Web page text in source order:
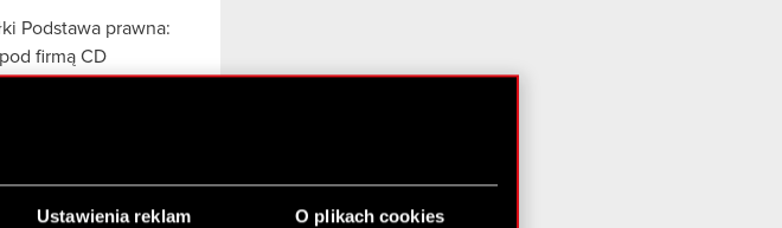
Ustawienia reklam O plikach cookies
Podstawa prawna:
firmą CD
Spółki